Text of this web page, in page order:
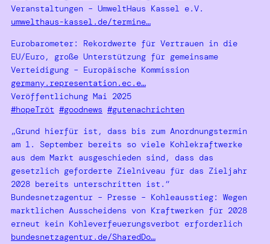
Veranstaltungen – UmweltHaus Kassel e.V.
umwelthaus-kassel.de/termine…
Eurobarometer: Rekordwerte für Vertrauen in die
EU/Euro, große Unterstützung für gemeinsame
Verteidigung – Europäische Kommission
germany.representation.ec.e…
Veröffentlichung Mai 2025
#hopeTröt #goodnews #gutenachrichten
„Grund hierfür ist, dass bis zum Anordnungstermin
am 1. September bereits so viele Kohlekraftwerke
aus dem Markt ausgeschieden sind, dass das
gesetzlich geforderte Zielniveau für das Zieljahr
2028 bereits unterschritten ist.“
Bundesnetzagentur – Presse – Kohleausstieg: Wegen
marktlichen Ausscheidens von Kraftwerken für 2028
erneut kein Kohleverfeuerungsverbot erforderlich
bundesnetzagentur.de/SharedDo…